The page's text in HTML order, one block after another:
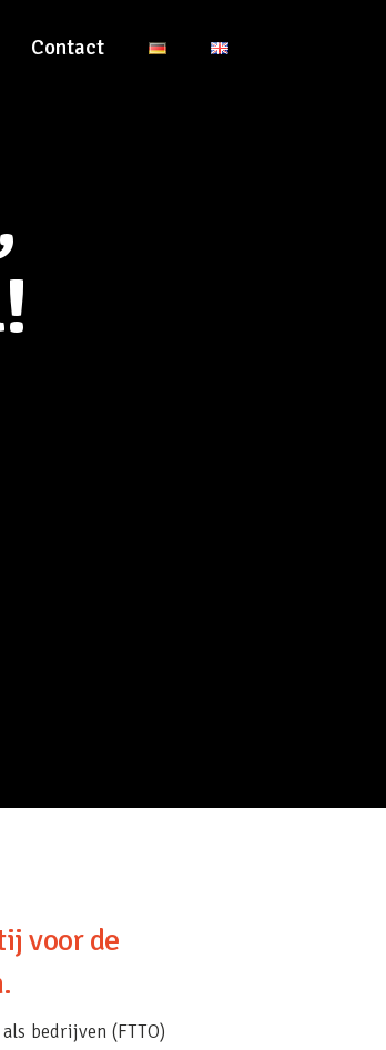
Contact
voor de
bedrijven (FTTO)